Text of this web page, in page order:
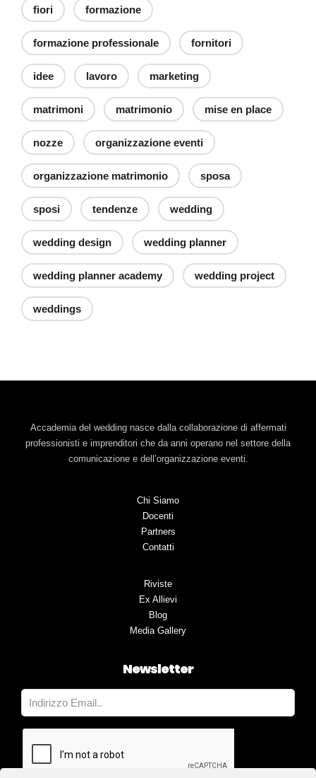
fiori formazione
formazione professionale fornitori
idee lavoro marketing
matrimoni matrimonio mise en place
nozze organizzazione eventi
organizzazione matrimonio sposa
sposi tendenze wedding
wedding design wedding planner
wedding planner academy wedding project
weddings
Accademia del wedding nasce dalla collaborazione di affermati
professionisti e imprenditori che da anni operano nel settore della
comunicazione e dell’organizzazione eventi.
Chi Siamo
Docenti
Partners
Contatti
Riviste
Ex Allievi
Blog
Media Gallery
Newsletter